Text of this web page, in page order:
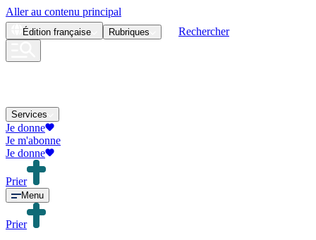
Aller au contenu principal
Édition française Rubriques Rechercher
Services
Je donne
Je m'abonne
Je donne
Prier
Menu
Prier